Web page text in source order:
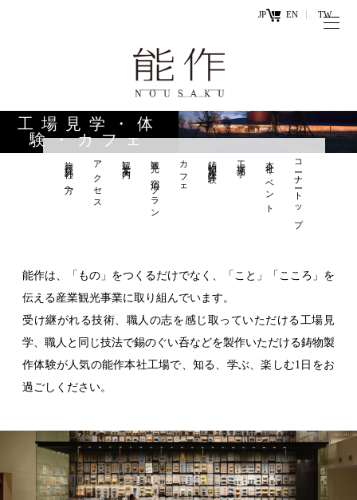
JP EN TW
ー
ワ
ー
ド
オンラ
インシ
合わせ
能作の歴史
と技
商品情報
直営店
体験・カフ
ェ
お知らせ
観光×宿泊プ
ラン
医療・ヘルス
ケア
工場見学・体
験・カフェ
コーナートップ
本社イベント
工場見学
鋳物製作体験
カフェ
観光×宿泊プラン
観光案内
アクセス
旅行会社の方へ
能作は、「もの」をつくるだけでなく、「こと」「こころ」を
伝える産業観光事業に取り組んでいます。
受け継がれる技術、職人の志を感じ取っていただける工場見
学、職人と同じ技法で錫のぐい呑などを製作いただける鋳物製
作体験が人気の能作本社工場で、知る、学ぶ、楽しむ1日をお
過ごしください。